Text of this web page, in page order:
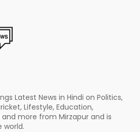
Latest News in Hindi on Politics,
Lifestyle, Education,
more from Mirzapur and is
world.